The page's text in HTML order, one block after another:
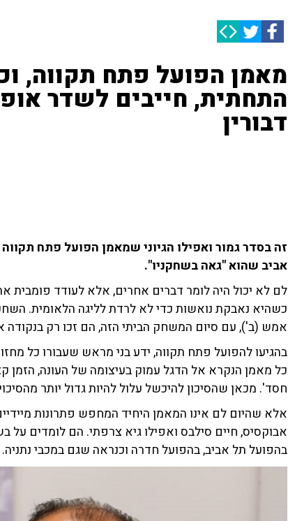
מאמן הפועל פתח תקווה,
התחתית, חייבים לשדר
דבורין
אביב שהוא "גאה בשחקניו".
לם לא יכול היה לומר דברים אחרים, אלא לעודד פומבית
כשהיא נאבקת נואשות כדי לא לרדת לליגה הלאומית.
אמש (ב'), עם סיום המשחק הביתי הזה, הם זכו רק בנקודה
בהגיעו להפועל פתח תקווה, ידע בני מראש שעבורו כל
כל מאמן הנקרא אל הדגל עמוק בעיצומה של העונה, הזמן
חסד'. מכאן שהסיכון להיכשל עלול להיות גדול יותר
אלא שהיום לם אינו המאמן היחיד המחפש פתרונות
אבוקסיס, חיים סילבס ואפילו גיא צרפתי. הם לומדים על
בהפועל תל אביב, בהפועל חדרה וכנראה שגם במכבי נתניה.